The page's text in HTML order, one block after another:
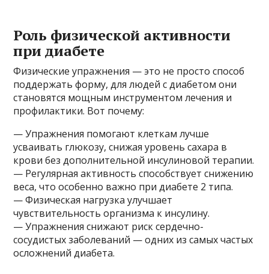
Роль физической активности
при диабете
Физические упражнения — это не просто способ
поддержать форму, для людей с диабетом они
становятся мощным инструментом лечения и
профилактики. Вот почему:
— Упражнения помогают клеткам лучше
усваивать глюкозу, снижая уровень сахара в
крови без дополнительной инсулиновой терапии.
— Регулярная активность способствует снижению
веса, что особенно важно при диабете 2 типа.
— Физическая нагрузка улучшает
чувствительность организма к инсулину.
— Упражнения снижают риск сердечно-
сосудистых заболеваний — одних из самых частых
осложнений диабета.